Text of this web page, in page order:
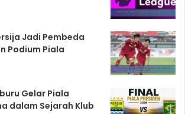
Jadi Pembeda
Podium Piala
Gelar Piala
dalam Sejarah Klub